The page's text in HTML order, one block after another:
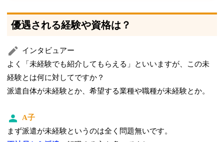
優遇される経験や資格は？
インタビュアー
よく「未経験でも紹介してもらえる」といいますが、この未
経験とは何に対してですか？
派遣自体が未経験とか、希望する業種や職種が未経験とか。
A子
まず派遣が未経験というのは全く問題無いです。